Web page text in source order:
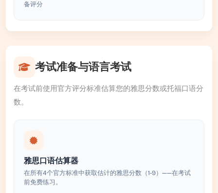
备评分
考试准备与语言考试
在考试前使用官方评分标准估算您的雅思分数或托福口语分
数。
雅思口语估算器
在所有4个官方标准中获取估计的雅思分数（1-9）——在考试
前免费练习。